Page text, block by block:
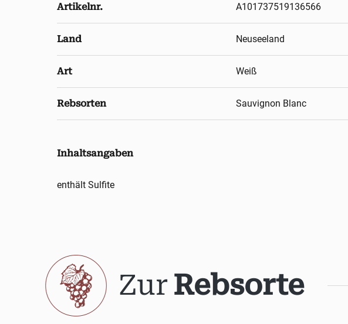
Artikelnr. A101737519136566
Land Neuseeland
Art Weiß
Rebsorten Sauvignon Blanc
Inhaltsangaben
enthält Sulfite
ZurRebsorte